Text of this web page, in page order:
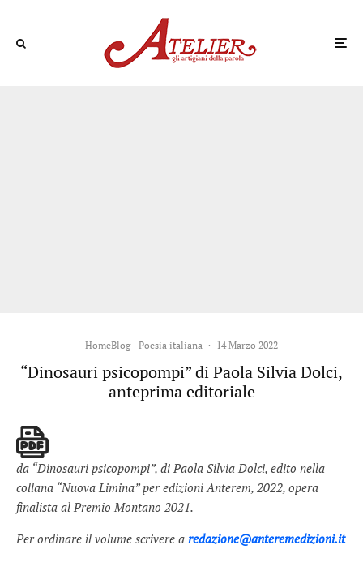
HomeBlog Poesia italiana · 14 Marzo 2022
“Dinosauri psicopompi” di Paola Silvia Dolci,
anteprima editoriale
da “Dinosauri psicopompi”, di Paola Silvia Dolci, edito nella
collana “Nuova Limina” per edizioni Anterem, 2022, opera
finalista al Premio Montano 2021.
Per ordinare il volume scrivere a redazione@anteremedizioni.it